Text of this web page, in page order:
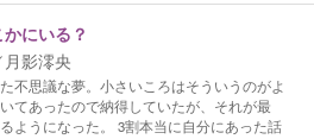
にいる？
月影澪央
不思議な夢。小さいころはそういうのがよ
てあったので納得していたが、それが最
ようになった。 3割本当に自分にあった話